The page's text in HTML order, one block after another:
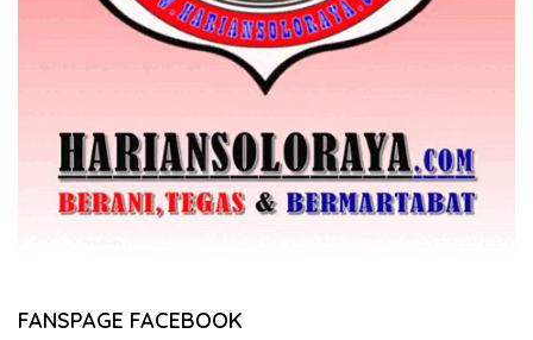
FANSPAGE FACEBOOK